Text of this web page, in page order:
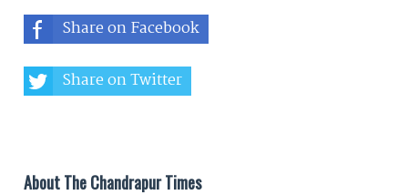
Share on Facebook
Share on Twitter
About The Chandrapur Times